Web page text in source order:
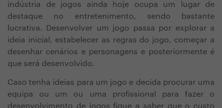
indústria de jogos ainda hoje ocupa um lugar de
destaque no entretenimento, sendo bastante
lucrativa. Desenvolver um jogo passa por explorar a
ideia inicial, estabelecer as regras do jogo, começar a
desenhar cenários e personagens e posteriormente é
que será desenvolvido.
Caso tenha ideias para um jogo e decida procurar uma
equipa ou um ou uma profissional para fazer o
desenvolvimento de jogos fique a saber que o custo